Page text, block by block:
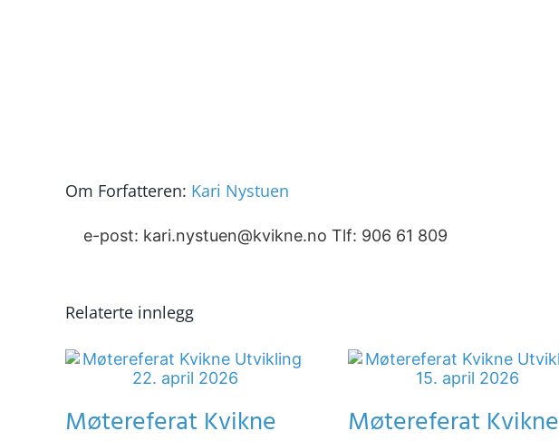
Om Forfatteren: Kari Nystuen
e-post: kari.nystuen@kvikne.no Tlf: 906 61 809
Relaterte innlegg
Møtereferat Kvikne
Møtereferat Kvikne